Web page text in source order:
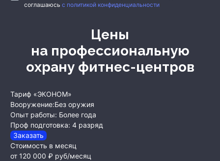
соглашаюсь с политикой конфиденциальности
Цены
на профессиональную
охрану фитнес-центров
Тариф «ЭКОНОМ»
Вооружение:Без оружия
Опыт работы: Более года
Проф подготовка: 4 разряд
Заказать
Стоимость в месяц
от 120 000 ₽ руб/месяц